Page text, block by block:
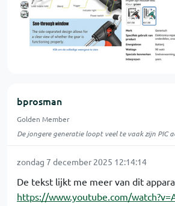
bprosman
Golden Member
De jongere generatie loopt veel te vaak zijn PIC
zondag 7 december 2025 12:14:14
De tekst lijkt me meer van dit
https://www.youtube.com/